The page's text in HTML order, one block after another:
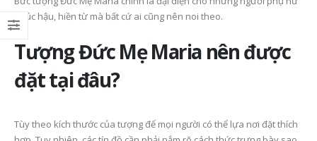
phúc hậu, hiền từ mà bất cứ ai cũng nên noi theo.
Tượng Đức Mẹ Maria nên được
đặt tại đâu?
Tùy theo kích thước của tượng để mọi người có thể lựa nơi đặt thích
Mùa Vọng Trong Đời
Sống Người Công Giáo: Ý
Sống Đức Tin Mỗi Ngày
6 Tháng 7, 2026
Xu hướng thiết kế bàn
trang nghiêm
đẹp Alan, lựa chọn
nghiêm cho gia đình
Kinh nghiệm chọn
thờ Công giáo đẹp,